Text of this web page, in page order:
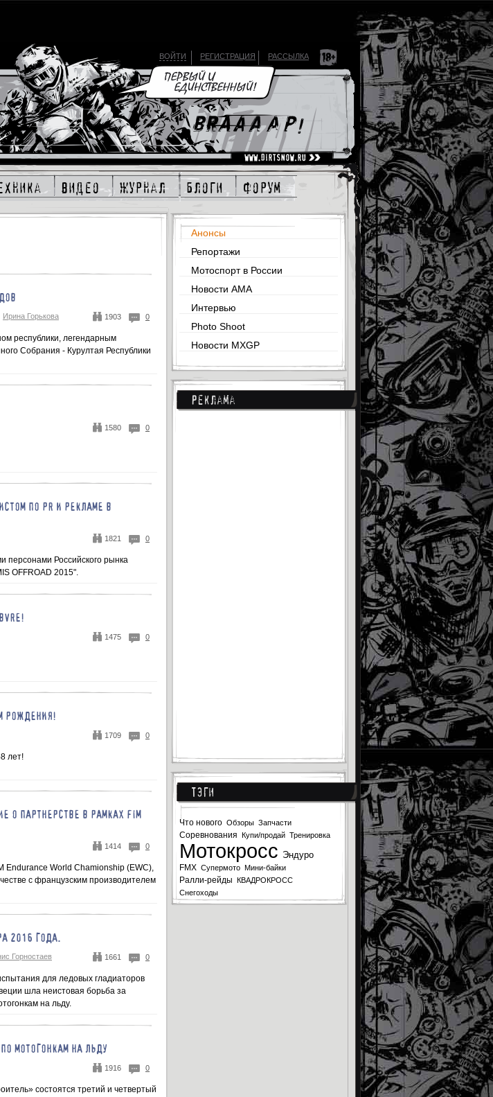
видео журнал блоги форум
ВОЙТИ РЕГИСТРАЦИЯ РАССЫЛКА
Ирина Горькова 1903 0
республики, легендарным
Собрания - Курултая Республики
1580 0
ПО PR И РЕКЛАМЕ В
1821 0
персонами Российского рынка
OFFROAD 2015".
1475 0
РОЖДЕНИЯ!
1709 0
лет!
О ПАРТНЕРСТВЕ В РАМКАХ FIM
1414 0
Endurance World Chamionship (EWC),
с французским производителем
2016 ГОДА.
Горностаев 1661 0
для ледовых гладиаторов
шла неистовая борьба за
на льду.
МОТОГОНКАМ НА ЛЬДУ
1916 0
состоятся третий и четвертый
Анонсы
Репортажи
Мотоспорт в России
Новости AMA
Интервью
Photo Shoot
Новости MXGP
Реклама
Тэги
Что нового Обзоры Запчасти
Соревнования Купи/продай Тренировка
Мотокросс Эндуро
FMX Супермото Мини-байки
Ралли-рейды КВАДРОКРОСС
Снегоходы